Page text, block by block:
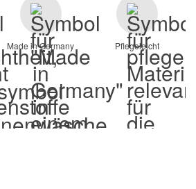
Made in Germany Pflegeleicht